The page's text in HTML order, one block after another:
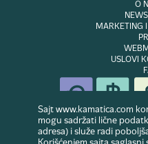
O
MARKETING
USLOVI
© Copyright 2007-2026. Website
Sajt www.kamatica.com
mogu sadržati lične
adresa) i služe radi